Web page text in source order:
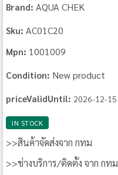
Brand: AQUA CHEK
Sku: AC01C20
Mpn: 1001009
Condition: New product
priceValidUntil: 2026-12-15
IN STOCK
>>สินค้าจัดส่งจาก กทม
>>ช่างบริการ/ติดตั้ง จาก กทม